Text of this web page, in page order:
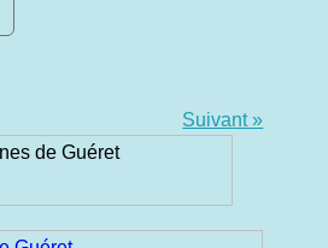
Suivant »